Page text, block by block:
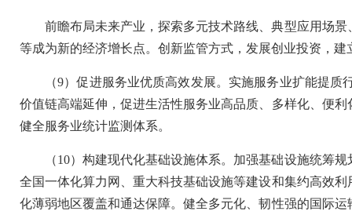
前瞻布局未来产业，探索多元技术路线、典型应用场
等成为新的经济增长点。创新监管方式，发展创业投资，
（9）促进服务业优质高效发展。实施服务业扩能提
价值链高端延伸，促进生活性服务业高品质、多样化、便
健全服务业统计监测体系。
（10）构建现代化基础设施体系。加强基础设施统筹
全国一体化算力网、重大科技基础设施等建设和集约高效
化薄弱地区覆盖和通达保障。健全多元化、韧性强的国际